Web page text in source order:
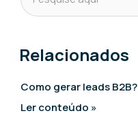
Relacionados
Como gerar leads B2B?
Ler conteúdo »